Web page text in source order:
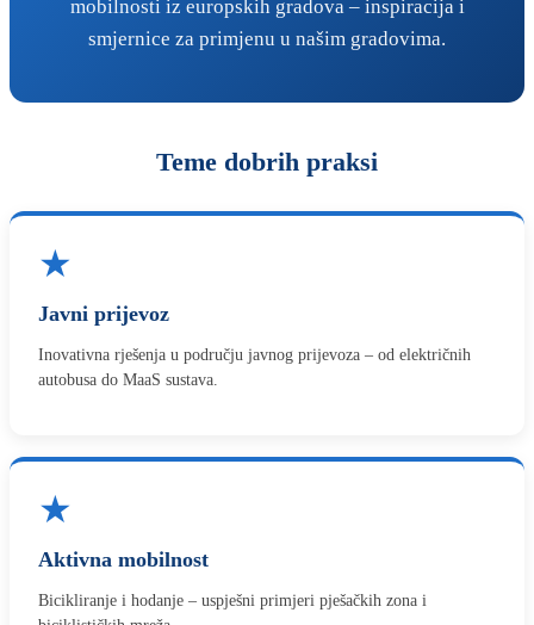
mobilnosti iz europskih gradova – inspiracija i
smjernice za primjenu u našim gradovima.
Teme dobrih praksi
★
Javni prijevoz
Inovativna rješenja u području javnog prijevoza – od električnih
autobusa do MaaS sustava.
★
Aktivna mobilnost
Bicikliranje i hodanje – uspješni primjeri pješačkih zona i